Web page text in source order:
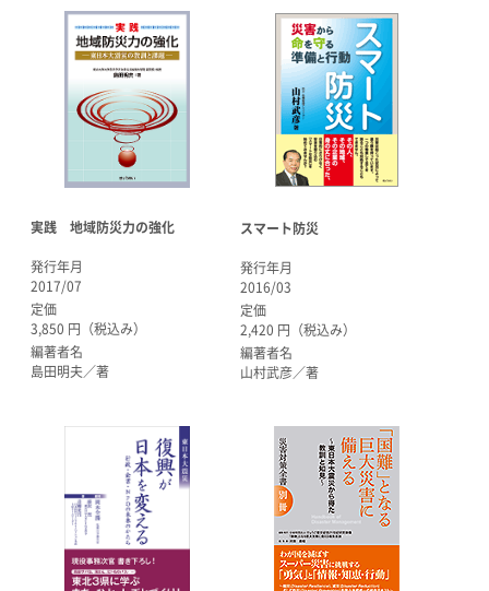
実践 地域防災力の強化
発行年月
2017/07
定価
3,850 円（税込み）
編著者名
島田明夫／著
スマート防災
発行年月
2016/03
定価
2,420 円（税込み）
編著者名
山村武彦／著